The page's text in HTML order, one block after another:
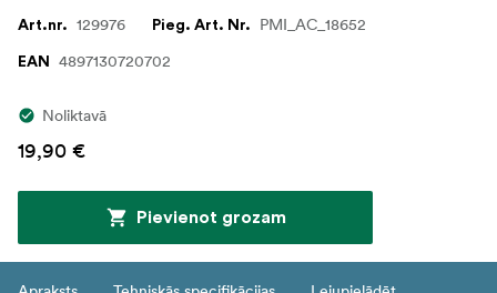
Art.nr. 129976 Pieg. Art. Nr. PMI_AC_18652
EAN 4897130720702
Noliktavā
19,90 €
Pievienot grozam